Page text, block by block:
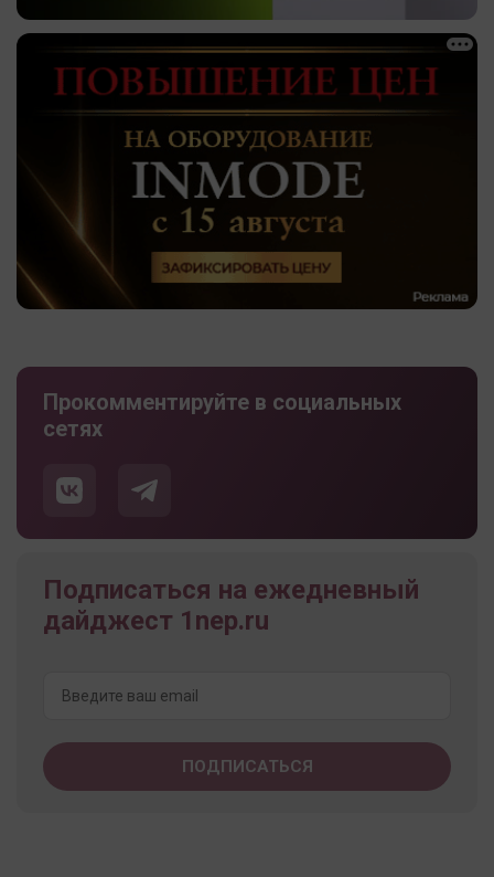
Прокомментируйте в социальных
сетях
Подписаться на ежедневный
дайджест 1nep.ru